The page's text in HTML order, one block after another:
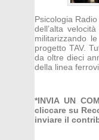
Psicologia
dell’alta
militarizzando
progetto TAV.
da oltre dieci
della linea
*INVIA UN
cliccare su
inviare il